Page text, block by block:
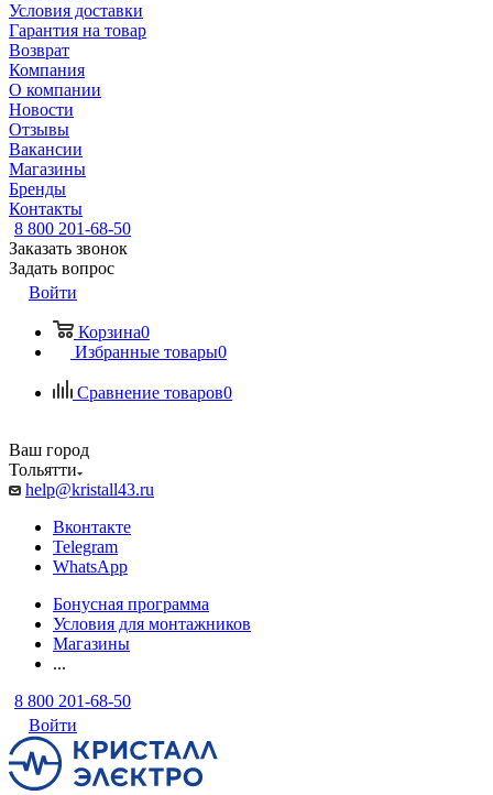
Условия доставки
Гарантия на товар
Возврат
Компания
О компании
Новости
Отзывы
Вакансии
Магазины
Бренды
Контакты
8 800 201-68-50
Заказать звонок
Задать вопрос
Войти
Корзина0
Избранные товары0
Сравнение товаров0
Ваш город
Тольятти
help@kristall43.ru
Вконтакте
Telegram
WhatsApp
Бонусная программа
Условия для монтажников
Магазины
...
8 800 201-68-50
Войти